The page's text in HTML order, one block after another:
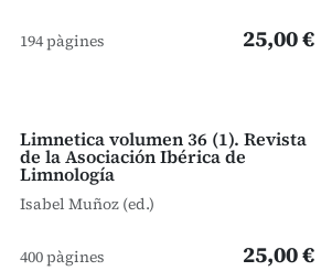
194 pàgines 25,00 €
Limnetica volumen 36 (1). Revista
de la Asociación Ibérica de
Limnología
Isabel Muñoz (ed.)
400 pàgines 25,00 €